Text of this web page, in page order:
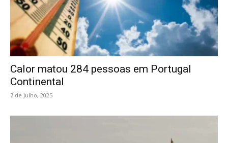
Calor matou 284 pessoas em Portugal
Continental
7 de Julho, 2025